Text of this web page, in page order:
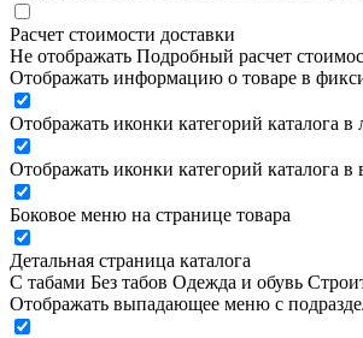
Расчет стоимости доставки
Не отображать Подробный расчет
Отображать информацию о товаре в
Отображать иконки категорий каталога
Отображать иконки категорий каталога
Боковое меню на странице товара
Детальная страница каталога
С табами Без табов Одежда и обувь
Отображать выпадающее меню с